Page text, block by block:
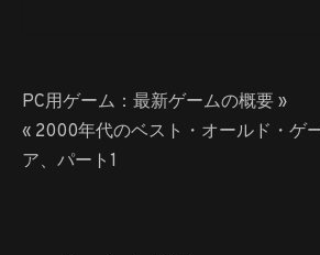
ー
投
稿
ナ
PC用ゲーム：最新ゲームの概要 »
« 2000年代のベスト・オールド・ゲ
ア、パート1